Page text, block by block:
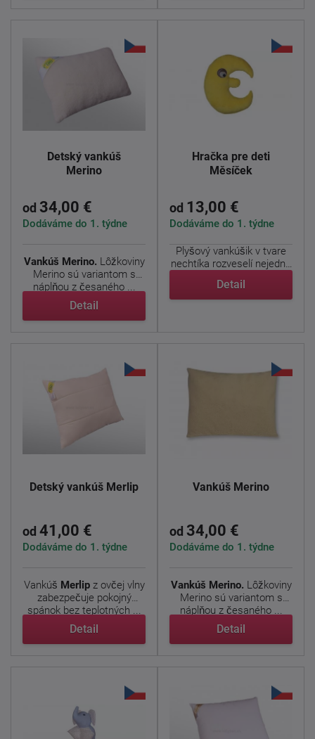
Detský vankúš
Merino
od 34,00 €
Dodáváme do 1. týdne
Vankúš Merino. Lôžkoviny
Merino sú variantom s
náplňou z česaného ...
Detail
Hračka pre deti
Měsíček
od 13,00 €
Dodáváme do 1. týdne
Plyšový vankúšik v tvare
nechtíka rozveselí nejednu
Detail
Detský vankúš Merlip
od 41,00 €
Dodáváme do 1. týdne
Vankúš Merlipz ovčej vlny
zabezpečuje pokojný
spánok bez teplotných ...
Detail
Vankúš Merino
od 34,00 €
Dodáváme do 1. týdne
Vankúš Merino. Lôžkoviny
Merino sú variantom s
náplňou z česaného ...
Detail